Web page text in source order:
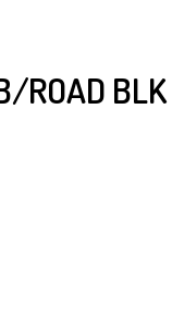
ROAD BLK